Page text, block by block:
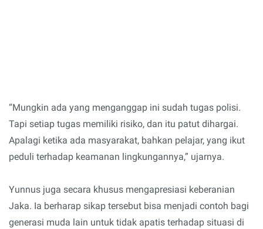
“Mungkin ada yang menganggap ini sudah tugas polisi.
Tapi setiap tugas memiliki risiko, dan itu patut dihargai.
Apalagi ketika ada masyarakat, bahkan pelajar, yang ikut
peduli terhadap keamanan lingkungannya,” ujarnya.
Yunnus juga secara khusus mengapresiasi keberanian
Jaka. Ia berharap sikap tersebut bisa menjadi contoh bagi
generasi muda lain untuk tidak apatis terhadap situasi di